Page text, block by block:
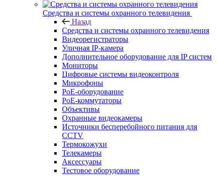
Средства и системы охранного телевидения
Назад
Средства и системы охранного телевидения
Видеорегистраторы
Уличная IP-камера
Дополнительное оборудование для IP систем
Мониторы
Цифровые системы видеоконтроля
Микрофоны
PoE-оборудование
PoE-коммутаторы
Объективы
Охранные видеокамеры
Источники бесперебойного питания для
CCTV
Термокожухи
Телекамеры
Аксессуары
Тестовое оборудование